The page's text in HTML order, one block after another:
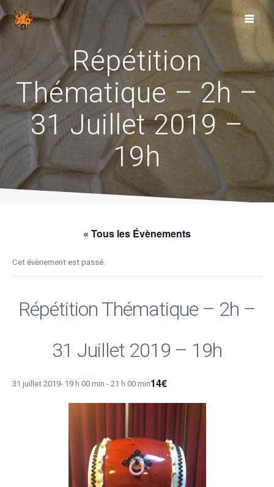
to
content
Répétition
Thématique – 2h –
31 Juillet 2019 –
19h
« Tous les Évènements
Cet évènement est passé.
Répétition Thématique – 2h –
31 Juillet 2019 – 19h
31 juillet 2019- 19 h 00 min - 21 h 00 min14€